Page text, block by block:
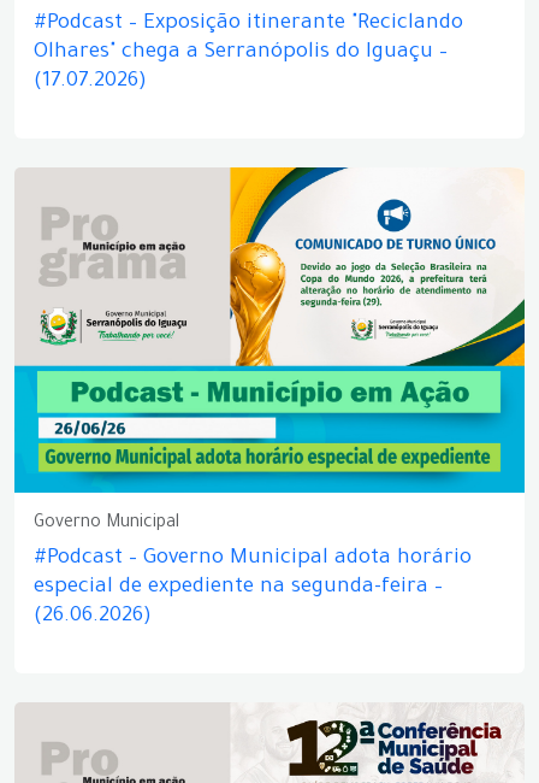
#Podcast – Exposição itinerante "Reciclando
Olhares" chega a Serranópolis do Iguaçu –
(17.07.2026)
Governo Municipal
#Podcast – Governo Municipal adota horário
especial de expediente na segunda-feira –
(26.06.2026)